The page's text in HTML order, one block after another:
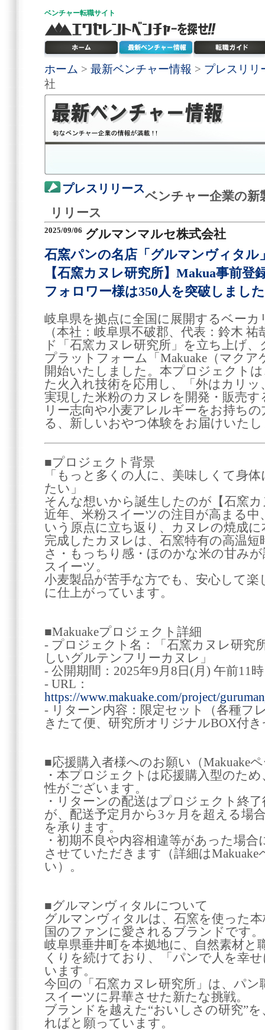
ベンチャー転職サイト
ホーム > 最新ベンチャー情報 > プレスリリ
社
プレスリリース
ベンチャー企業の新
リリース
2025/09/06 グルマンマルセ株式会社
石窯パンの名店「グルマンヴィタル
【石窯カヌレ研究所】Makua事前登
フォロワー様は350人を突破しました
岐阜県を拠点に全国に展開するベー
（本社：岐阜県不破郡、代表：鈴木
ド「石窯カヌレ研究所」を立ち上げ
プラットフォーム「Makuake（マク
開始いたしました。本プロジェクト
た火入れ技術を応用し、「外はカリ
実現した米粉のカヌレを開発・販売
リー志向や小麦アレルギーをお持ち
る、新しいおやつ体験をお届けいた
■プロジェクト背景
「もっと多くの人に、美味しくて身
たい」
そんな想いから誕生したのが【石窯
近年、米粉スイーツの注目が高まる中
いう原点に立ち返り、カヌレの焼成
完成したカヌレは、石窯特有の高温
さ・もっちり感・ほのかな米の甘み
スイーツ。
小麦製品が苦手な方でも、安心して
に仕上がっています。
■Makuakeプロジェクト詳細
- プロジェクト名：「石窯カヌレ研究
しいグルテンフリーカヌレ」
- 公開期間：2025年9月8日(月) 午前11
- URL：
https://www.makuake.com/project/
- リターン内容：限定セット（各種フ
きたて便、研究所オリジナルBOX付
■応援購入者様へのお願い（Makuake
・本プロジェクトは応援購入型のた
性がございます。
・リターンの配送はプロジェクト終
が、配送予定月から3ヶ月を超える場
を承ります。
・初期不良や内容相違等があった場
させていただきます（詳細は
い）。
■グルマンヴィタルについて
グルマンヴィタルは、石窯を使った
国のファンに愛されるブランドです。
岐阜県垂井町を本拠地に、自然素材
くりを続けており、「パンで人を幸
います。
今回の「石窯カヌレ研究所」は、パ
スイーツに昇華させた新たな挑戦。
ブランドを越えた“おいしさの研究”
ればと願っています。